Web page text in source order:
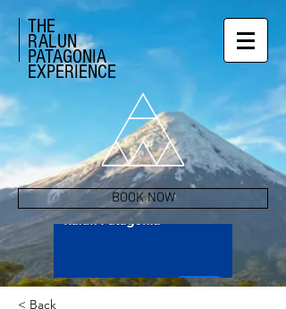
THE
RALUN
PATAGONIA
EXPERIENCE
BOOK NOW
< Back